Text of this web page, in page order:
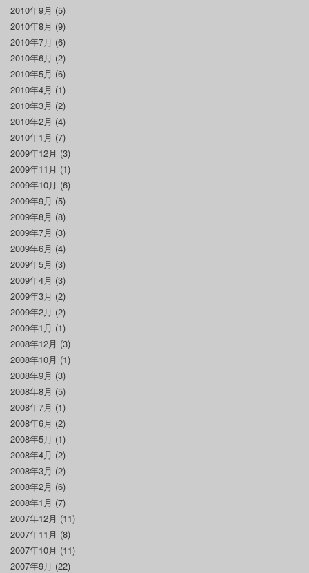
2010年9月 (5)
2010年8月 (9)
2010年7月 (6)
2010年6月 (2)
2010年5月 (6)
2010年4月 (1)
2010年3月 (2)
2010年2月 (4)
2010年1月 (7)
2009年12月 (3)
2009年11月 (1)
2009年10月 (6)
2009年9月 (5)
2009年8月 (8)
2009年7月 (3)
2009年6月 (4)
2009年5月 (3)
2009年4月 (3)
2009年3月 (2)
2009年2月 (2)
2009年1月 (1)
2008年12月 (3)
2008年10月 (1)
2008年9月 (3)
2008年8月 (5)
2008年7月 (1)
2008年6月 (2)
2008年5月 (1)
2008年4月 (2)
2008年3月 (2)
2008年2月 (6)
2008年1月 (7)
2007年12月 (11)
2007年11月 (8)
2007年10月 (11)
2007年9月 (22)